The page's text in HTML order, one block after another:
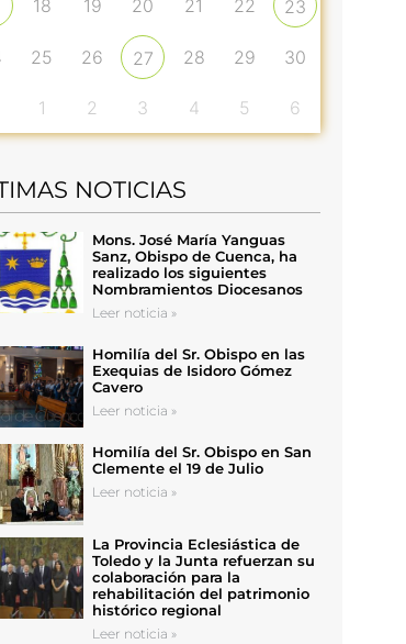
18 19 20 21 22 23
25 26 27 28 29 30
1 2 3 4 5 6
NOTICIAS
Mons. José María Yanguas
Sanz, Obispo de Cuenca, ha
realizado los siguientes
Nombramientos Diocesanos
Leer noticia »
Homilía del Sr. Obispo en las
Exequias de Isidoro Gómez
Cavero
Leer noticia »
Homilía del Sr. Obispo en San
Clemente el 19 de Julio
Leer noticia »
La Provincia Eclesiástica de
Toledo y la Junta refuerzan su
colaboración para la
rehabilitación del patrimonio
histórico regional
Leer noticia »